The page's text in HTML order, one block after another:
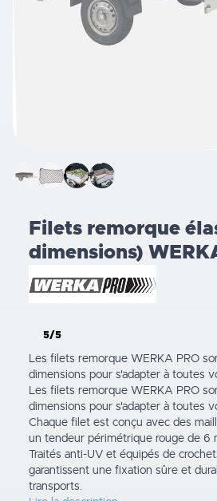
Filets remorque
dimensions)
5/5
Les filets remorque WERKA PRO
dimensions pour s'adapter à toutes
Les filets remorque WERKA PRO
dimensions pour s'adapter à toutes
Chaque filet est conçu avec des
un tendeur périmétrique rouge de 6
Traités anti-UV et équipés de
garantissent une fixation sûre et
transports.